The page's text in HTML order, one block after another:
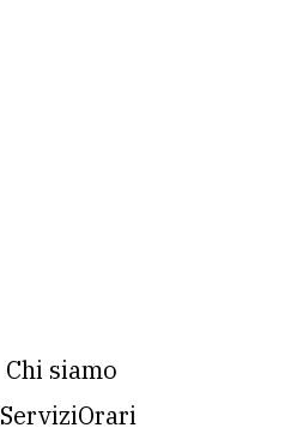
Chi siamo
ServiziOrari